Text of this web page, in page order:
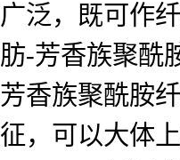
广泛，既可作
肪-芳香族聚酰
芳香族聚酰胺
征，可以大体